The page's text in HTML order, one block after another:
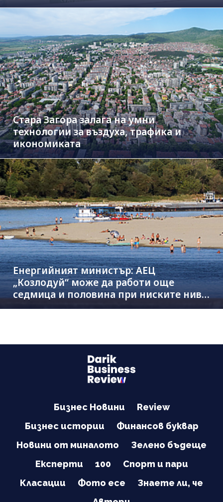
Стара Загора залага на умни
технологии за въздуха, трафика и
икономиката
Енергийният министър: АЕЦ
„Козлодуй“ може да работи още
седмица и половина при ниските нива
на Дунав
Бизнес Новини
Review
Бизнес истории
Финансов буквар
Новини от миналото
Зелено бъдеще
Експерти
100
Спорт и пари
Класации
Фото есе
Знаете ли, че